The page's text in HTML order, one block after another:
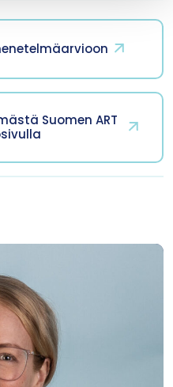
Suomen ART